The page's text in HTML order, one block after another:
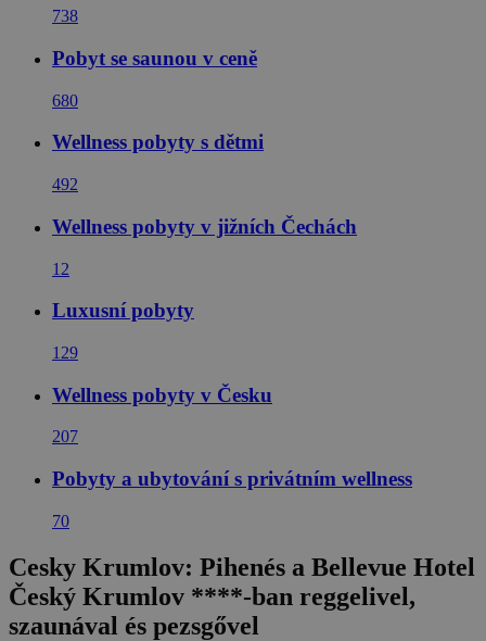
738
Pobyt se saunou v ceně
680
Wellness pobyty s dětmi
492
Wellness pobyty v jižních Čechách
12
Luxusní pobyty
129
Wellness pobyty v Česku
207
Pobyty a ubytování s privátním wellness
70
Cesky Krumlov: Pihenés a Bellevue Hotel
Český Krumlov ****-ban reggelivel,
szaunával és pezsgővel